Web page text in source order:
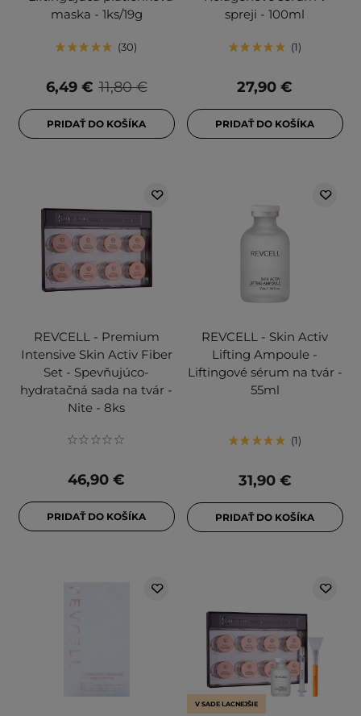
maska - 1ks/19g
30
11,80 €
6,49 €
PRIDAŤ DO KOŠÍKA
spreji - 100ml
1
27,90 €
PRIDAŤ DO KOŠÍKA
REVCELL - Premium
Intensive Skin Activ Fiber
Set - Spevňujúco-
hydratačná sada na tvár -
Nite - 8ks
46,90 €
PRIDAŤ DO KOŠÍKA
REVCELL - Skin Activ
Lifting Ampoule -
Liftingové sérum na tvár -
55ml
1
31,90 €
PRIDAŤ DO KOŠÍKA
V SADE LACNEJŠIE